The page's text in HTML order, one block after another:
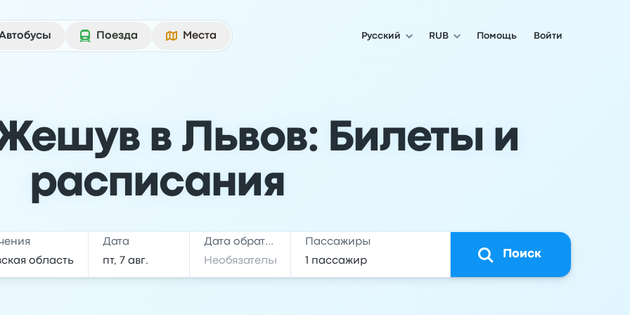
Поезда Места Русский RUB Помощь Войти
в Львов: Билеты и
расписания
Дата Дата обратной поездки Пассажиры
Поиск